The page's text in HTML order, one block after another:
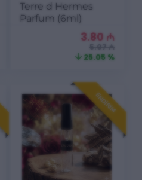
Terre d Hermes
Parfum (6ml)
3.80 ₼
5.07 ₼
25.05 %
ENDIRIM